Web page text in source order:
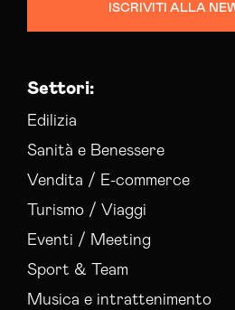
ISCRIVITI ALLA
Settori:
Edilizia
Sanità e Benessere
Vendita / E-commerce
Turismo / Viaggi
Eventi / Meeting
Sport & Team
Musica e intrattenimento